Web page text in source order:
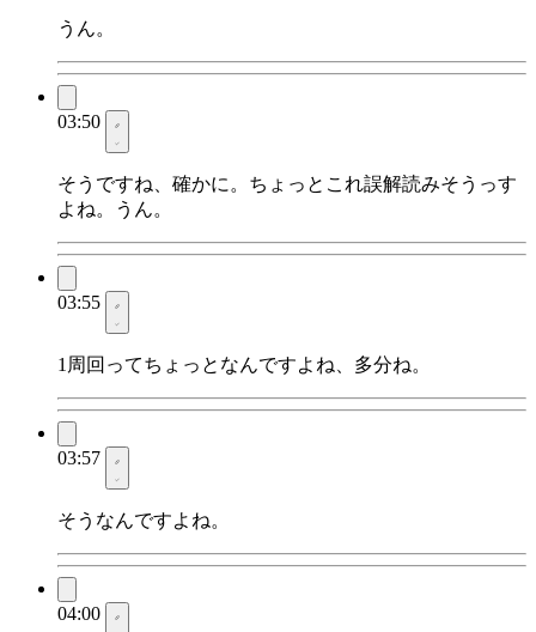
うん。
03:50
そうですね、確かに。ちょっとこれ誤解読みそうっす
よね。うん。
03:55
1周回ってちょっとなんですよね、多分ね。
03:57
そうなんですよね。
04:00